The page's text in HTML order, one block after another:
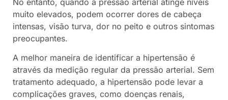
muito elevados, podem ocorrer dores de cabeça
intensas, visão turva, dor no peito e outros sintomas
preocupantes.
A melhor maneira de identificar a hipertensão é
através da medição regular da pressão arterial. Sem
tratamento adequado, a hipertensão pode levar a
complicações graves, como doenças renais,